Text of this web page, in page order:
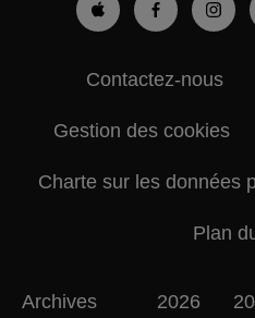
Contactez-nous
Gestion des cookies
Charte sur les données
Plan
Archives 2026